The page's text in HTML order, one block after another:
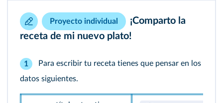
Proyecto individual
¡Comparto la
receta de mi nuevo plato!
1
Para escribir tu receta tienes que pensar en los
datos siguientes.